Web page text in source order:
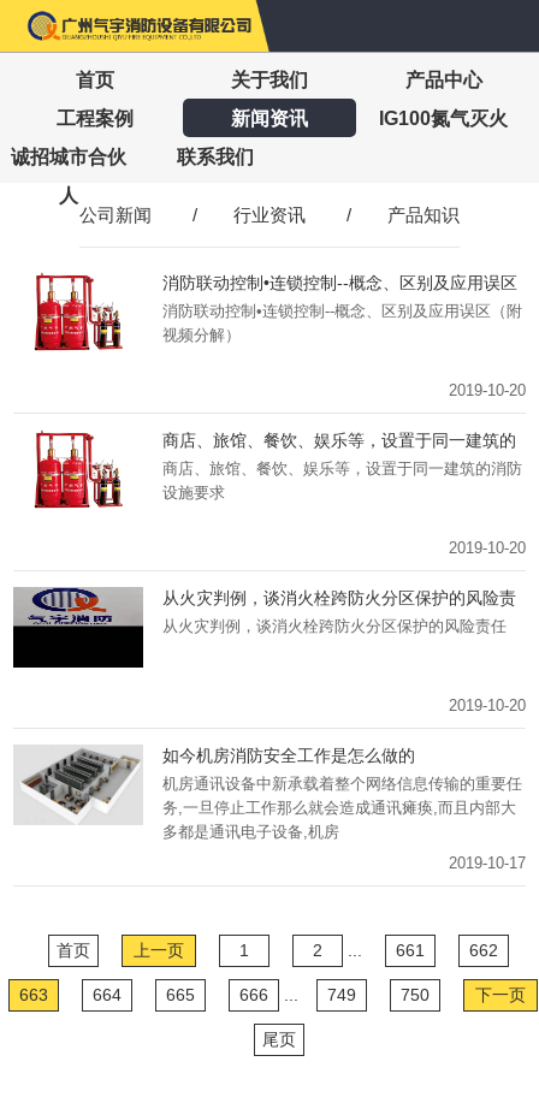
首页 关于我们
产品中心
工程案例
新闻资讯
IG100氮气灭火
诚招城市合伙
人
联系我们
公司新闻 / 行业资讯 / 产品知识
消防联动控制•连锁控制--概念、区别及应用误区
（附视频分解）
消防联动控制•连锁控制--概念、区别及应用误区（附
视频分解）
2019-10-20
商店、旅馆、餐饮、娱乐等，设置于同一建筑的
消防设施要求
商店、旅馆、餐饮、娱乐等，设置于同一建筑的消防
设施要求
2019-10-20
从火灾判例，谈消火栓跨防火分区保护的风险责
任
从火灾判例，谈消火栓跨防火分区保护的风险责任
2019-10-20
如今机房消防安全工作是怎么做的
机房通讯设备中新承载着整个网络信息传输的重要任
务,一旦停止工作那么就会造成通讯瘫痪,而且内部大
多都是通讯电子设备,机房
2019-10-17
首页 上一页 1 2 661 662
663 664 665 666 749 750 下一页
尾页